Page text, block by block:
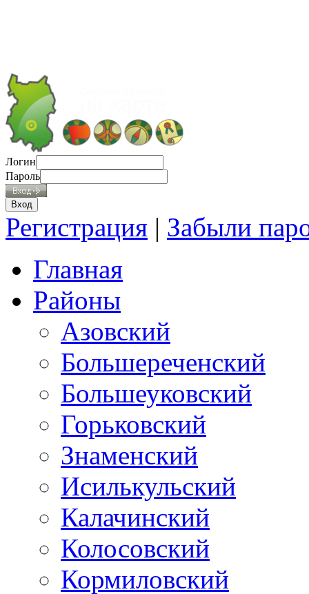
Логин
Пароль
Регистрация | Забыли
Главная
Районы
Азовский
Большереченский
Большеуковский
Горьковский
Знаменский
Исилькульский
Калачинский
Колосовский
Кормиловский